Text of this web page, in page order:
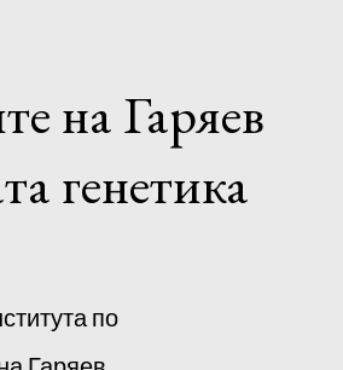
на Гаряев
генетика
по